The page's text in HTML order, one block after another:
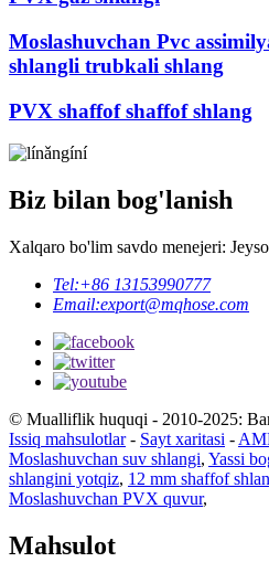
Moslashuvchan Pvc
shlangli trubkali shlang
PVX shaffof shaffof shlang
Biz bilan bog'lanish
Xalqaro bo'lim savdo menejeri:
Tel:+86 13153990777
Email:export@mqhose.com
© Mualliflik huquqi - 2010-2025:
Issiq mahsulotlar- Sayt xaritasi -
Moslashuvchan suv shlangi, Yassi
shlangini yotqiz, 12 mm shaffof
Moslashuvchan PVX quvur,
Mahsulot